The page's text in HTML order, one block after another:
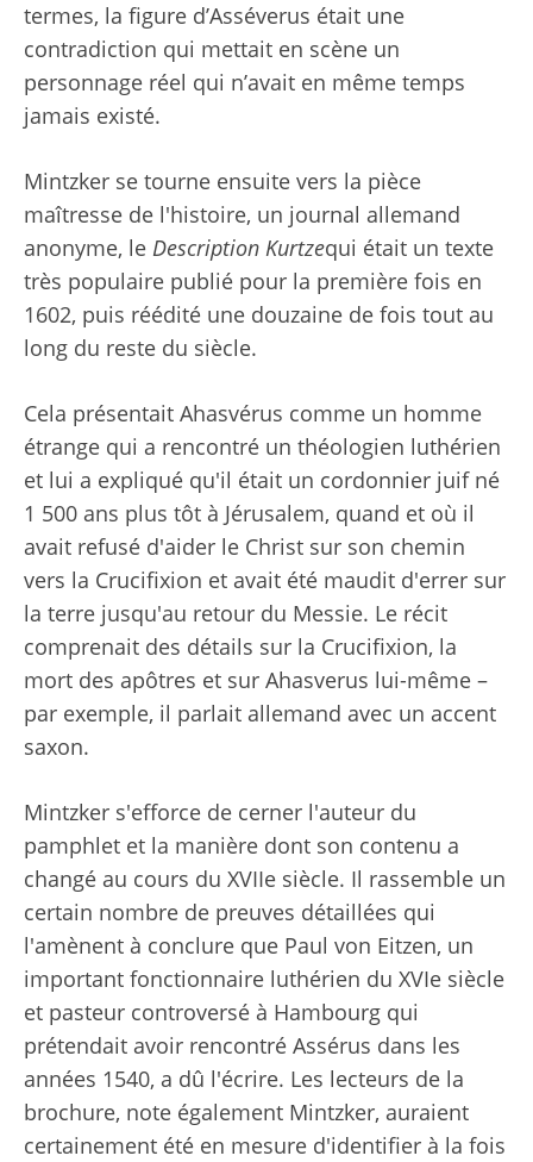
termes, la figure d’Asséverus était une
contradiction qui mettait en scène un
personnage réel qui n’avait en même temps
jamais existé.
Mintzker se tourne ensuite vers la pièce
maîtresse de l'histoire, un journal allemand
anonyme, le Description Kurtzequi était un texte
très populaire publié pour la première fois en
1602, puis réédité une douzaine de fois tout au
long du reste du siècle.
Cela présentait Ahasvérus comme un homme
étrange qui a rencontré un théologien luthérien
et lui a expliqué qu'il était un cordonnier juif né
1 500 ans plus tôt à Jérusalem, quand et où il
avait refusé d'aider le Christ sur son chemin
vers la Crucifixion et avait été maudit d'errer sur
la terre jusqu'au retour du Messie. Le récit
comprenait des détails sur la Crucifixion, la
mort des apôtres et sur Ahasverus lui-même –
par exemple, il parlait allemand avec un accent
saxon.
Mintzker s'efforce de cerner l'auteur du
pamphlet et la manière dont son contenu a
changé au cours du XVIIe siècle. Il rassemble un
certain nombre de preuves détaillées qui
l'amènent à conclure que Paul von Eitzen, un
important fonctionnaire luthérien du XVIe siècle
et pasteur controversé à Hambourg qui
prétendait avoir rencontré Assérus dans les
années 1540, a dû l'écrire. Les lecteurs de la
brochure, note également Mintzker, auraient
certainement été en mesure d'identifier à la fois